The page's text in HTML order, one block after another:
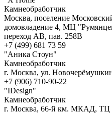
Камнеобработчик
Москва, поселение
домовладение 4, МЦ
переход АВ, пав. 258В
+7 (499) 681 73 59
"Аника Стоун"
Камнеобработчик
г. Москва, ул.
+7 (906) 710-90-22
"IDesign"
Камнеобработчик
г. Москва, 66-й км. МКАД, ТЦ